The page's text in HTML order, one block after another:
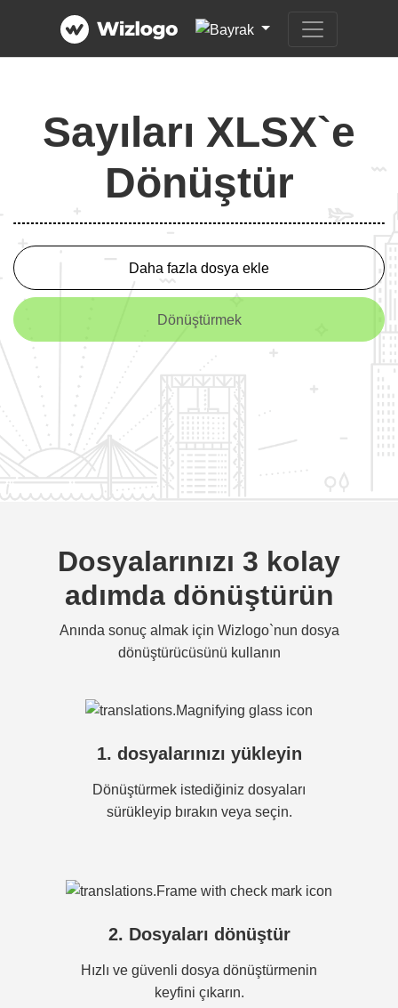
Sayıları XLSX`e
Dönüştür
Daha fazla dosya ekle
Dönüştürmek
Dosyalarınızı 3 kolay
adımda dönüştürün
Anında sonuç almak için Wizlogo`nun dosya
dönüştürücüsünü kullanın
1. dosyalarınızı yükleyin
Dönüştürmek istediğiniz dosyaları
sürükleyip bırakın veya seçin.
2. Dosyaları dönüştür
Hızlı ve güvenli dosya dönüştürmenin
keyfini çıkarın.